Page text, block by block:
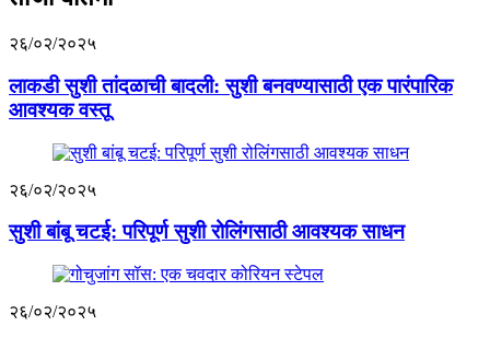
२६/०२/२०२५
लाकडी सुशी तांदळाची बादली: सुशी बनवण्यासाठी एक पारंपारिक
आवश्यक वस्तू
२६/०२/२०२५
सुशी बांबू चटई: परिपूर्ण सुशी रोलिंगसाठी आवश्यक साधन
२६/०२/२०२५